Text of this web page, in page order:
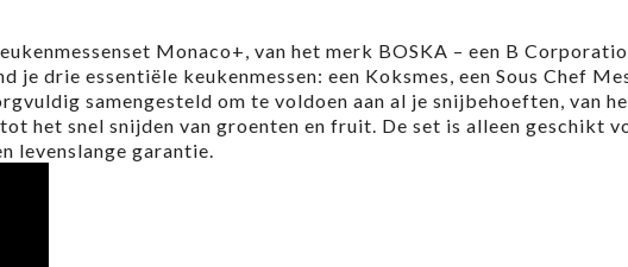
Monaco+, van het merk BOSKA – een B
drie essentiële keukenmessen: een Koksmes, een Sous Chef
samengesteld om te voldoen aan al je snijbehoeften, van
het snel snijden van groenten en fruit. De set is alleen geschikt
levenslange garantie.